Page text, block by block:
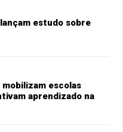
estudo sobre
escolas
aprendizado na